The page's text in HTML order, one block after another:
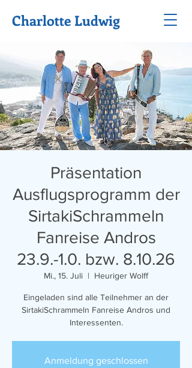
Charlotte Ludwig
Präsentation
Ausflugsprogramm der
SirtakiSchrammeln
Fanreise Andros
23.9.-1.0. bzw. 8.10.26
Mi., 15. Juli
  |
Heuriger Wolff
Eingeladen sind alle Teilnehmer an der
SirtakiSchrammeln Fanreise Andros und
Interessenten.
Anmeldung geschlossen